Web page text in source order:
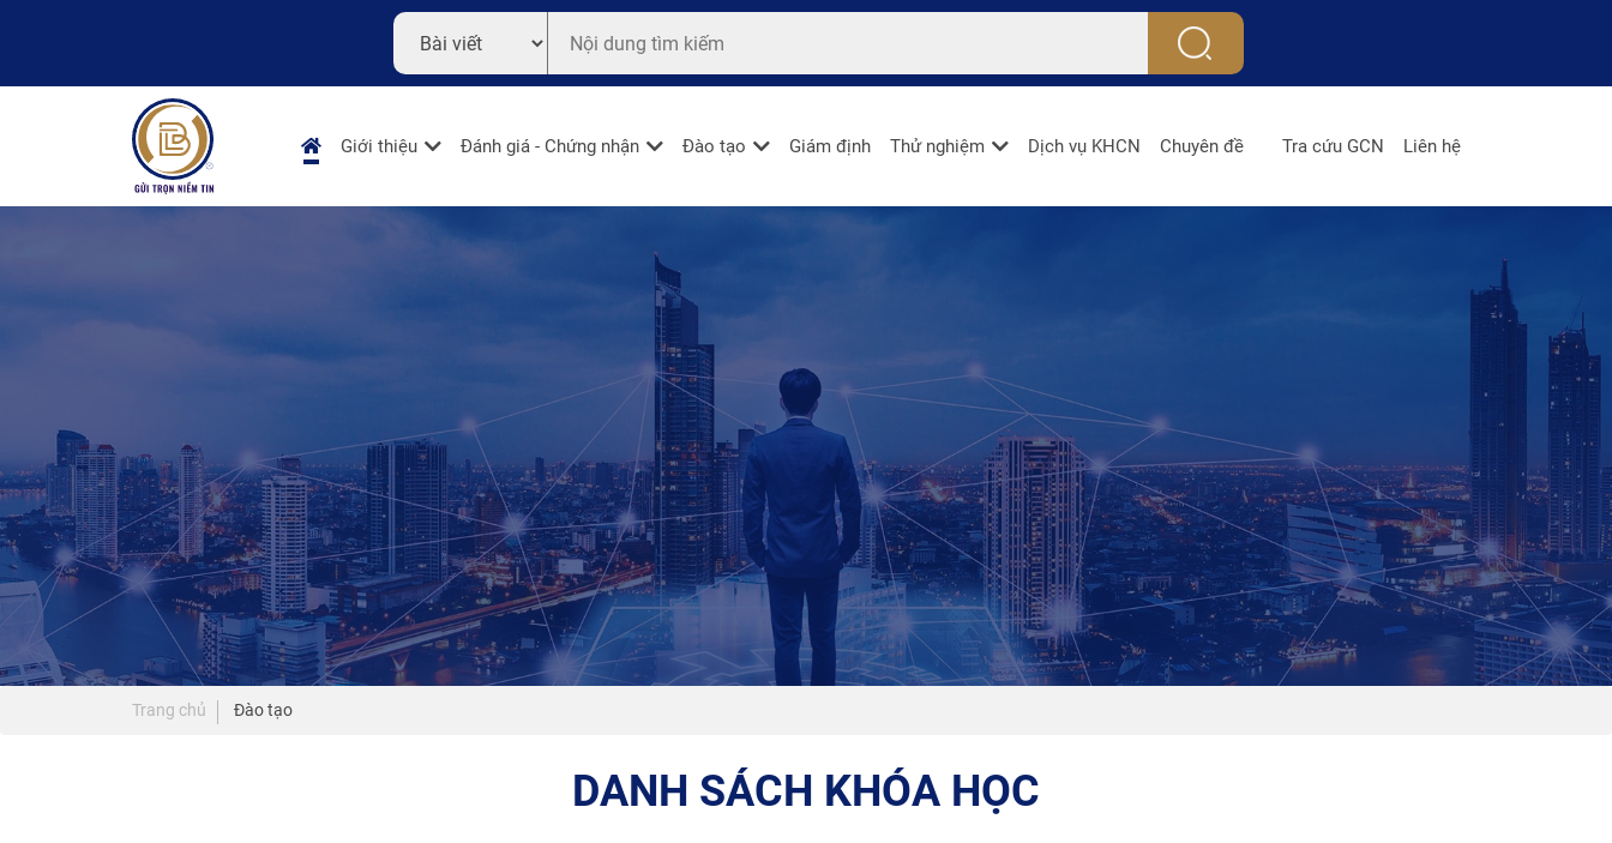
Giới thiệu Đánh giá - Chứng nhận Đào tạo Giám định Thử nghiệm Dịch vụ KHCN Chuyên đề Tra cứu GCN Liên hệ
Trang chủ Đào tạo
DANH SÁCH KHÓA HỌC